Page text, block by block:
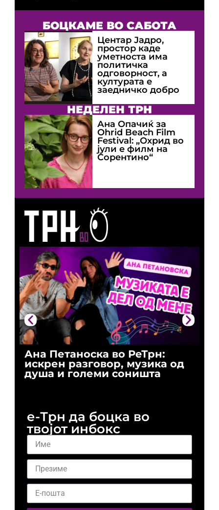
Ана Петаноска во РеТрн:
искрен разговор, музика од
душа и големи соништа
БОЦКАМЕ ВО САБОТА
Центар Јадро,
простор каде
уметноста има
политичка
одговорност, а
културата е
заедничко добро
НЕДЕЛЕН ТРН
Ана Опачиќ за
Оhrid Beach Film
Festival: „Охрид во
јули е филм на
Сорентино“
е-Трн да боцка во
твојот инбокс